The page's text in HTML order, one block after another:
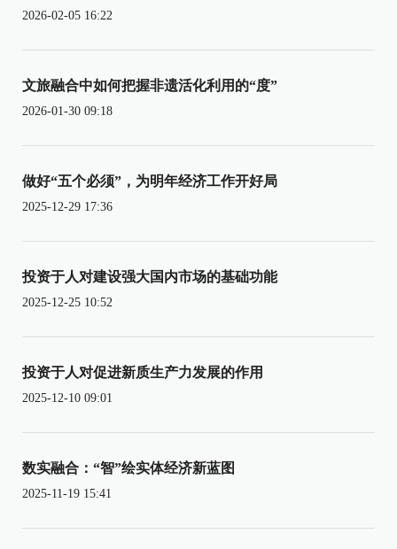
2026-02-05 16:22
文旅融合中如何把握非遗活化利用的“度”
2026-01-30 09:18
做好“五个必须”，为明年经济工作开好局
2025-12-29 17:36
投资于人对建设强大国内市场的基础功能
2025-12-25 10:52
投资于人对促进新质生产力发展的作用
2025-12-10 09:01
数实融合：“智”绘实体经济新蓝图
2025-11-19 15:41